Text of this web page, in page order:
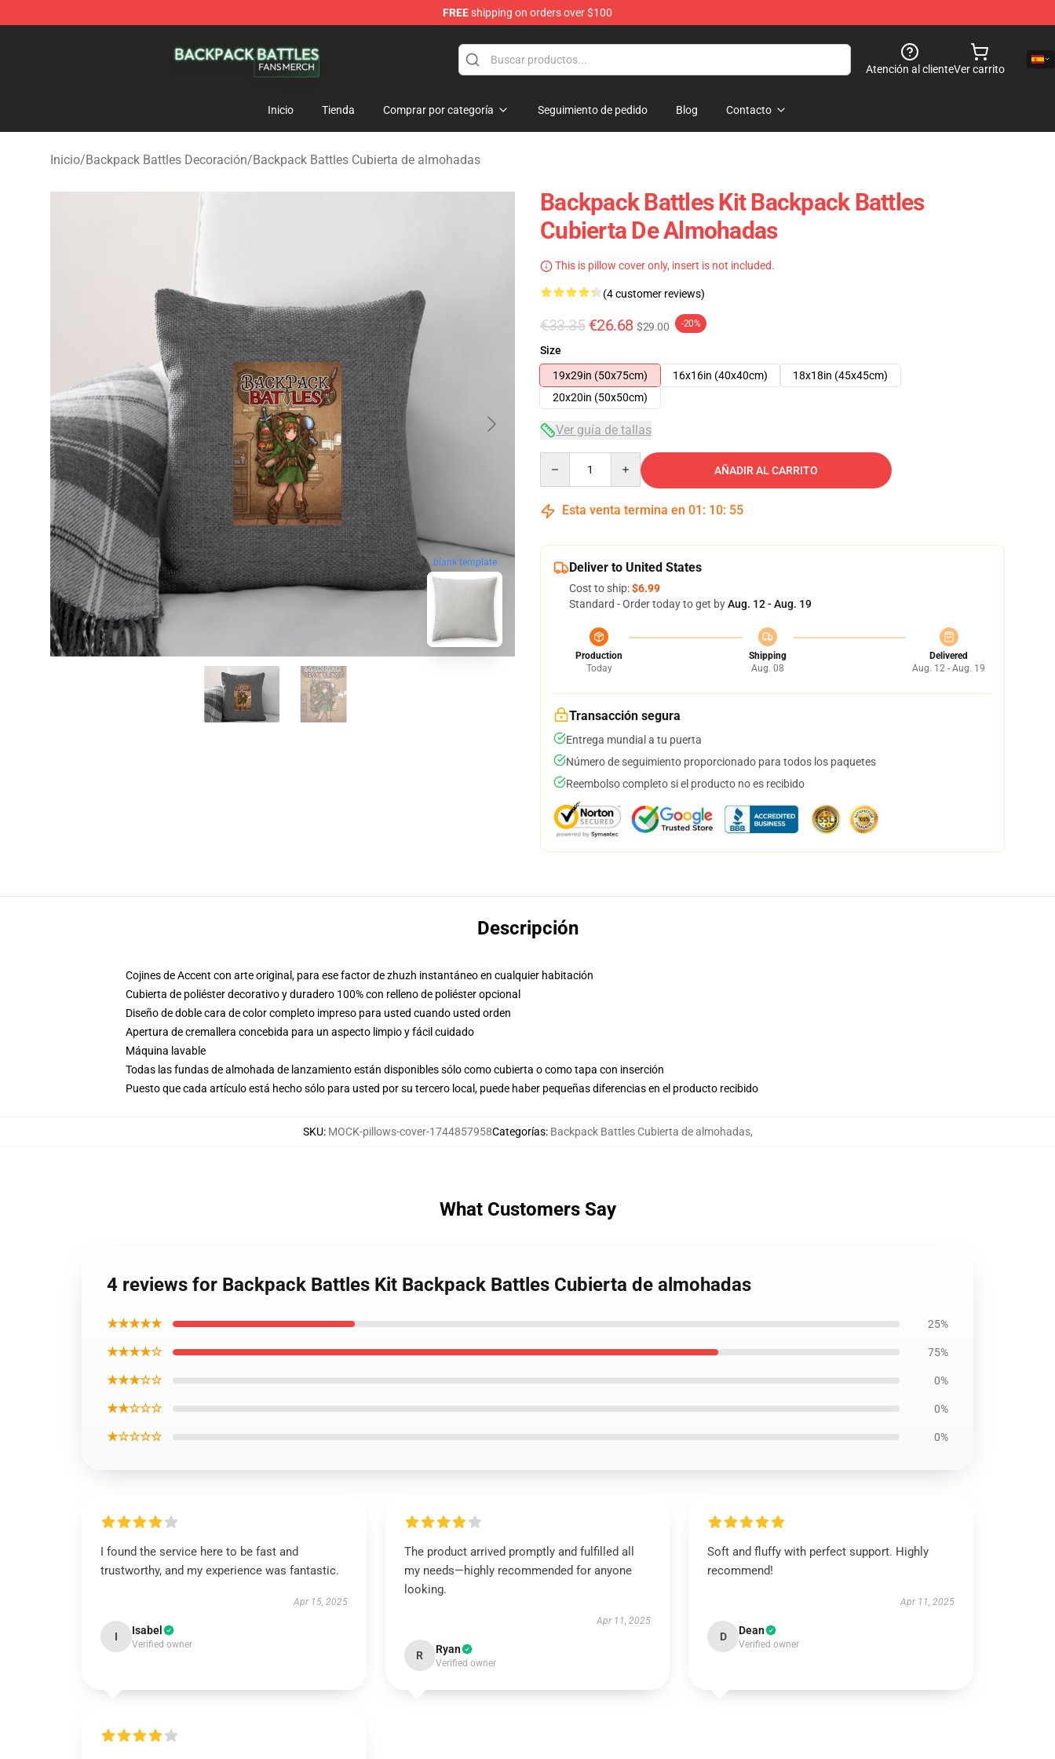
FREEshipping on orders over $100
Atención al clienteVer carrito
Inicio Tienda Comprar por categoría Seguimiento de pedido Blog Contacto
Inicio/Backpack Battles Decoración/Backpack Battles Cubierta de almohadas
blank template
Backpack Battles Kit Backpack Battles
Cubierta De Almohadas
This is pillow cover only, insert is not included.
(4 customer reviews)
€33.35 €26.68 $29.00 -20%
Size
19x29in (50x75cm)
16x16in (40x40cm)
18x18in (45x45cm)
20x20in (50x50cm)
Ver guía de tallas
AÑADIR AL CARRITO
Esta venta termina en 01 : 10: 54
Deliver to United States
Cost to ship:$6.99
Standard - Order today to get byAug. 12 - Aug. 19
Production
Today
Shipping
Aug. 08
Delivered
Aug. 12 - Aug. 19
Transacción segura
Entrega mundial a tu puerta
Número de seguimiento proporcionado para todos los paquetes
Reembolso completo si el producto no es recibido
Descripción
Cojines de Accent con arte original, para ese factor de zhuzh instantáneo en cualquier habitación
Cubierta de poliéster decorativo y duradero 100% con relleno de poliéster opcional
Diseño de doble cara de color completo impreso para usted cuando usted orden
Apertura de cremallera concebida para un aspecto limpio y fácil cuidado
Máquina lavable
Todas las fundas de almohada de lanzamiento están disponibles sólo como cubierta o como tapa con inserción
Puesto que cada artículo está hecho sólo para usted por su tercero local, puede haber pequeñas diferencias en el producto recibido
SKU: MOCK-pillows-cover-1744857958Categorías: Backpack Battles Cubierta de almohadas,
What Customers Say
4 reviews for Backpack Battles Kit Backpack Battles Cubierta de almohadas
★★★★★ 25%
★★★★☆ 75%
★★★☆☆ 0%
★★☆☆☆ 0%
★☆☆☆☆ 0%
I found the service here to be fast and
trustworthy, and my experience was fantastic.
Apr 15, 2025
I Isabel
Verified owner
The product arrived promptly and fulfilled all
my needs—highly recommended for anyone
looking.
Apr 11, 2025
R Ryan
Verified owner
Soft and fluffy with perfect support. Highly
recommend!
Apr 11, 2025
D Dean
Verified owner